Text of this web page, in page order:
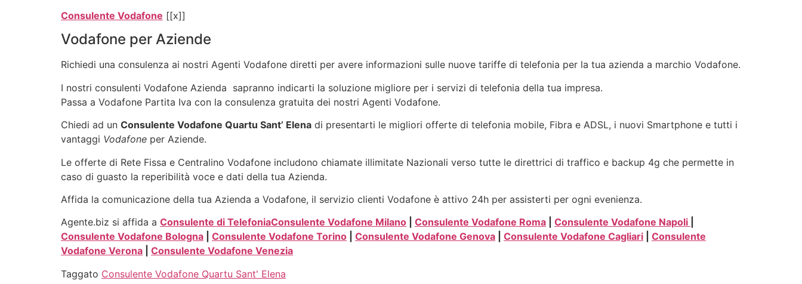
Consulente Vodafone [[x]]
Vodafone per Aziende
Richiedi una consulenza ai nostri Agenti Vodafone diretti per avere informazioni sulle nuove tariffe di telefonia per la tua azienda a marchio Vodafone.
I nostri consulenti Vodafone Azienda sapranno indicarti la soluzione migliore per i servizi di telefonia della tua impresa.
Passa a Vodafone Partita Iva con la consulenza gratuita dei nostri Agenti Vodafone.
Chiedi ad un Consulente Vodafone Quartu Sant’ Elena di presentarti le migliori offerte di telefonia mobile, Fibra e ADSL, i nuovi Smartphone e tutti i
vantaggi Vodafone per Aziende.
Le offerte di Rete Fissa e Centralino Vodafone includono chiamate illimitate Nazionali verso tutte le direttrici di traffico e backup 4g che permette in
caso di guasto la reperibilità voce e dati della tua Azienda.
Affida la comunicazione della tua Azienda a Vodafone, il servizio clienti Vodafone è attivo 24h per assisterti per ogni evenienza.
Agente.biz si affida a Consulente di TelefoniaConsulente Vodafone Milano Consulente Vodafone Roma Consulente Vodafone Napoli
Consulente Vodafone Bologna
Consulente Vodafone Torino Consulente Vodafone Genova Consulente Vodafone Cagliari
Consulente
Vodafone Verona
Consulente Vodafone Venezia
Taggato Consulente Vodafone Quartu Sant' Elena